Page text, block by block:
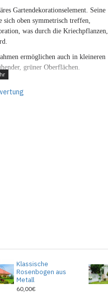
Gartendekorationselement. Seine
sich oben symmetrisch treffen,
was durch die Kriechpflanzen,
ermöglichen auch in kleineren
grüner Oberflächen.
Klassische
Rosenbogen aus
Metall
60,00€